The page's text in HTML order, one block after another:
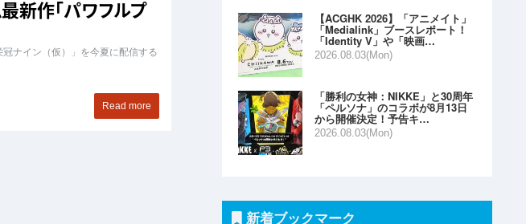
【ACGHK 2026】「アニメイト」
「Medialink」ブースレポート！
「Identity V」や「映画…
2026.08.03(Mon)
「勝利の女神：NIKKE」と30周年
「ペルソナ」のコラボが8月13日
から開催決定！予告キ…
2026.08.03(Mon)
新着ブックマーク